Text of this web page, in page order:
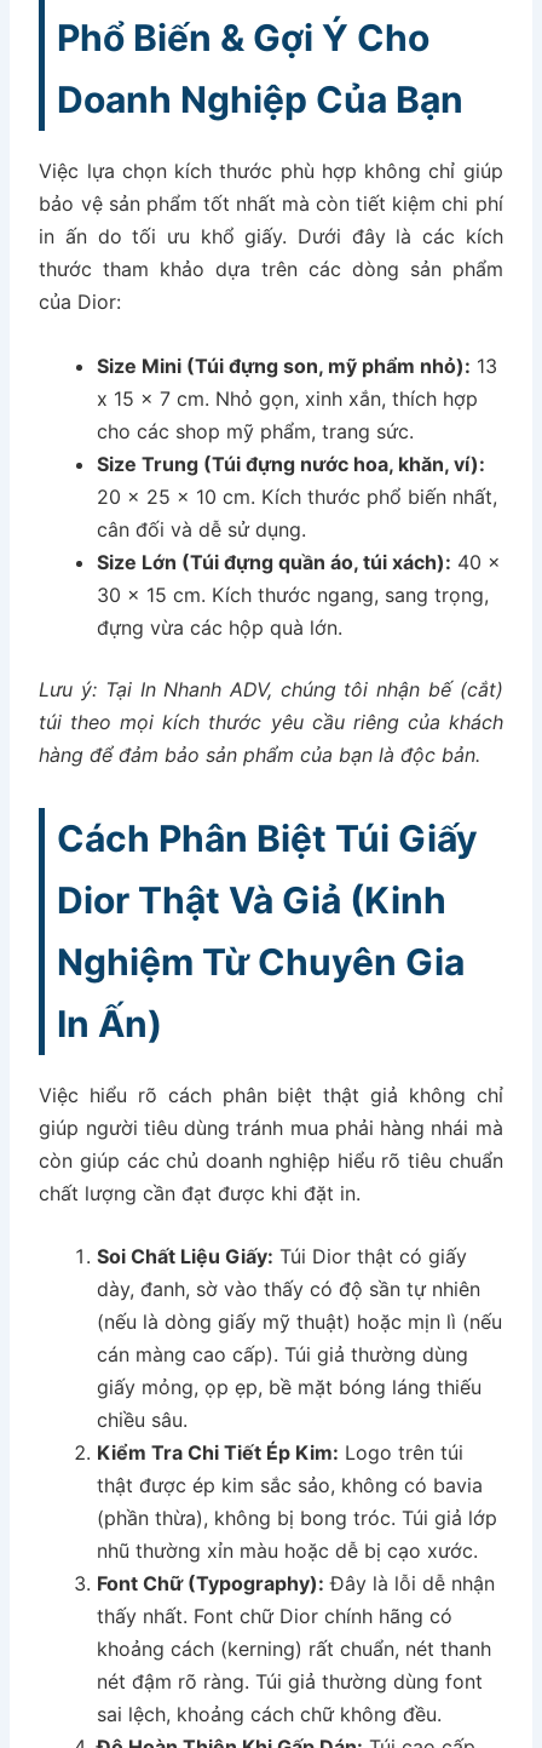
Phổ Biến & Gợi Ý Cho
Doanh Nghiệp Của Bạn
Việc lựa chọn kích thước phù hợp không chỉ giúp
bảo vệ sản phẩm tốt nhất mà còn tiết kiệm chi phí
in ấn do tối ưu khổ giấy. Dưới đây là các kích
thước tham khảo dựa trên các dòng sản phẩm
của Dior:
Size Mini (Túi đựng son, mỹ phẩm nhỏ): 13
x 15 x 7 cm. Nhỏ gọn, xinh xắn, thích hợp
cho các shop mỹ phẩm, trang sức.
Size Trung (Túi đựng nước hoa, khăn, ví):
20 x 25 x 10 cm. Kích thước phổ biến nhất,
cân đối và dễ sử dụng.
Size Lớn (Túi đựng quần áo, túi xách): 40 x
30 x 15 cm. Kích thước ngang, sang trọng,
đựng vừa các hộp quà lớn.
Lưu ý: Tại In Nhanh ADV, chúng tôi nhận bế (cắt)
túi theo mọi kích thước yêu cầu riêng của khách
hàng để đảm bảo sản phẩm của bạn là độc bản.
Cách Phân Biệt Túi Giấy
Dior Thật Và Giả (Kinh
Nghiệm Từ Chuyên Gia
In Ấn)
Việc hiểu rõ cách phân biệt thật giả không chỉ
giúp người tiêu dùng tránh mua phải hàng nhái mà
còn giúp các chủ doanh nghiệp hiểu rõ tiêu chuẩn
chất lượng cần đạt được khi đặt in.
Soi Chất Liệu Giấy: Túi Dior thật có giấy
dày, đanh, sờ vào thấy có độ sần tự nhiên
(nếu là dòng giấy mỹ thuật) hoặc mịn lì (nếu
cán màng cao cấp). Túi giả thường dùng
giấy mỏng, ọp ẹp, bề mặt bóng láng thiếu
chiều sâu.
Kiểm Tra Chi Tiết Ép Kim: Logo trên túi
thật được ép kim sắc sảo, không có bavia
(phần thừa), không bị bong tróc. Túi giả lớp
nhũ thường xỉn màu hoặc dễ bị cạo xước.
Font Chữ (Typography): Đây là lỗi dễ nhận
thấy nhất. Font chữ Dior chính hãng có
khoảng cách (kerning) rất chuẩn, nét thanh
nét đậm rõ ràng. Túi giả thường dùng font
sai lệch, khoảng cách chữ không đều.